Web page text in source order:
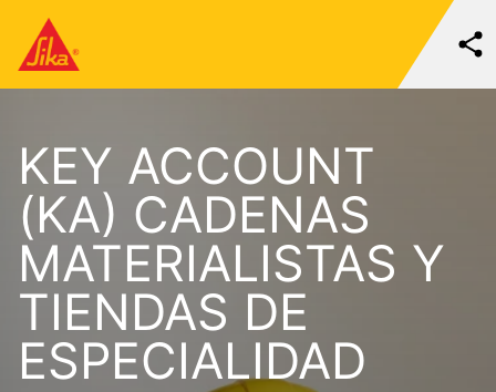
KEY ACCOUNT
(KA) CADENAS
MATERIALISTAS Y
TIENDAS DE
ESPECIALIDAD